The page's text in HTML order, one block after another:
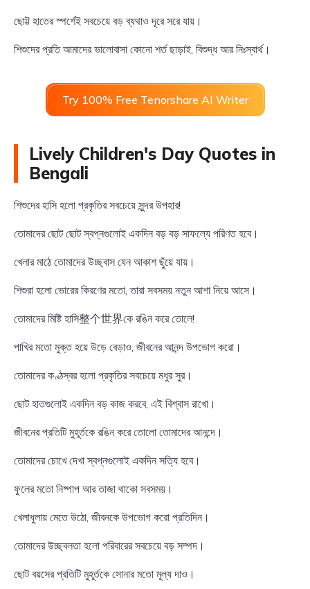
ছোট্ট হাতের স্পর্শেই সবচেয়ে বড় ব্যথাও দূরে সরে যায়।
শিশুদের প্রতি আমাদের ভালোবাসা কোনো শর্ত ছাড়াই, বিশুদ্ধ আর নিঃস্বার্থ।
Try 100% Free Tenorshare AI Writer
Lively Children's Day Quotes in
Bengali
শিশুদের হাসি হলো প্রকৃতির সবচেয়ে সুন্দর উপহার!
তোমাদের ছোট ছোট স্বপ্নগুলোই একদিন বড় বড় সাফল্যে পরিণত হবে।
খেলার মাঠে তোমাদের উচ্ছ্বাস যেন আকাশ ছুঁয়ে যায়।
শিশুরা হলো ভোরের কিরণের মতো, তারা সবসময় নতুন আশা নিয়ে আসে।
তোমাদের মিষ্টি হাসি整个世界কে রঙিন করে তোলে!
পাখির মতো মুক্ত হয়ে উড়ে বেড়াও, জীবনের আনন্দ উপভোগ করো।
তোমাদের কণ্ঠস্বর হলো প্রকৃতির সবচেয়ে মধুর সুর।
ছোট হাতগুলোই একদিন বড় কাজ করবে, এই বিশ্বাস রাখো।
জীবনের প্রতিটি মুহূর্তকে রঙিন করে তোলো তোমাদের আনন্দে।
তোমাদের চোখে দেখা স্বপ্নগুলোই একদিন সত্যি হবে।
ফুলের মতো নিষ্পাপ আর তাজা থাকো সবসময়।
খেলাধুলায় মেতে উঠো, জীবনকে উপভোগ করো প্রতিদিন।
তোমাদের উচ্ছ্বলতা হলো পরিবারের সবচেয়ে বড় সম্পদ।
ছোট বয়সের প্রতিটি মুহূর্তকে সোনার মতো মূল্য দাও।